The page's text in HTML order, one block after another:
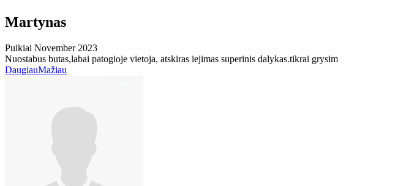
Martynas
Puikiai November 2023
Nuostabus butas,labai patogioje vietoja, atskiras iejimas superinis dalykas.tikrai grysim
DaugiauMažiau